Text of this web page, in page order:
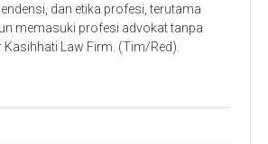
dan etika profesi, terutama
memasuki profesi advokat tanpa
Kasihhati Law Firm. (Tim/Red).